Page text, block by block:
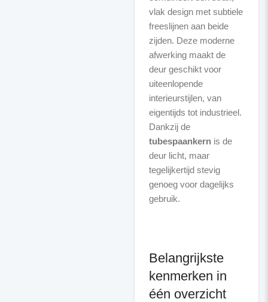
vlak design met subtiele
freeslijnen aan beide
zijden. Deze moderne
afwerking maakt de
deur geschikt voor
uiteenlopende
interieurstijlen, van
eigentijds tot industrieel.
Dankzij de
tubespaankernis de
deur licht, maar
tegelijkertijd stevig
genoeg voor dagelijks
gebruik.
Belangrijkste
kenmerken in
één overzicht